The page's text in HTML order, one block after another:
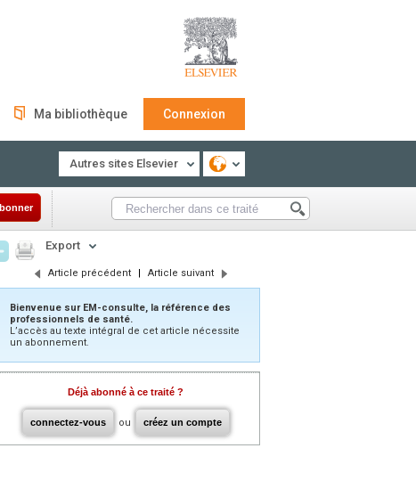
Ma bibliothèque Connexion
Autres sites Elsevier
Export
Article précédent | Article suivant
Bienvenue sur EM-consulte, la référence des
professionnels de santé.
L’accès au texte intégral de cet article nécessite
un abonnement.
Déjà abonné à ce traité ?
connectez-vous ou créez un compte